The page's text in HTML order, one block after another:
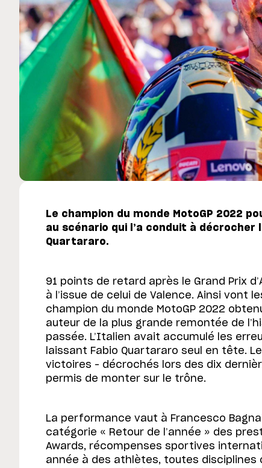
Le champion du monde MotoGP 2022
au scénario qui l’a conduit à décrocher
Quartararo.
91 points de retard après le Grand Prix
à l’issue de celui de Valence. Ainsi vont
champion du monde MotoGP 2022
auteur de la plus grande remontée de
passée. L’Italien avait accumulé les
laissant Fabio Quartararo seul en tête.
victoires – décrochés lors des dix
permis de monter sur le trône.
La performance vaut à Francesco
catégorie « Retour de l’année » des
Awards, récompenses sportives
année à des athlètes, toutes disciplines